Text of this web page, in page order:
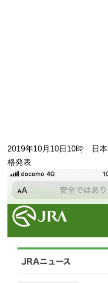
2019年10月10日10時 日
格発表